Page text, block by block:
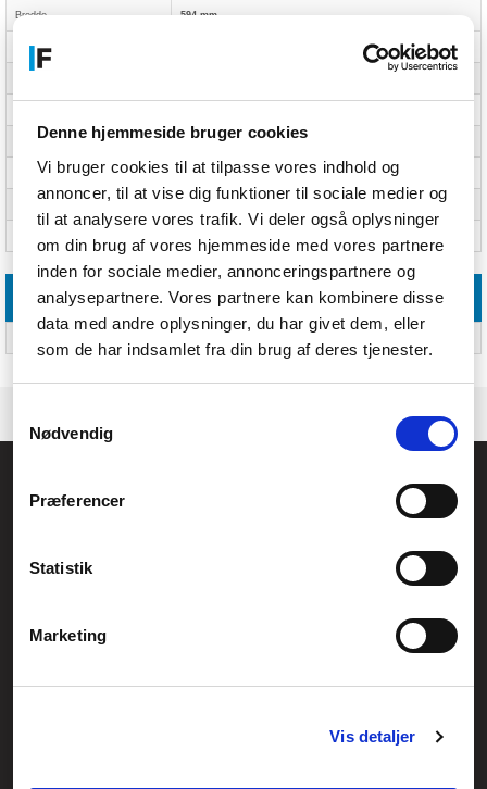
Denne hjemmeside bruger cookies
Vi bruger cookies til at tilpasse vores indhold og
annoncer, til at vise dig funktioner til sociale medier og
til at analysere vores trafik. Vi deler også oplysninger
om din brug af vores hjemmeside med vores partnere
inden for sociale medier, annonceringspartnere og
analysepartnere. Vores partnere kan kombinere disse
data med andre oplysninger, du har givet dem, eller
som de har indsamlet fra din brug af deres tjenester.
Nødvendig
Præferencer
Statistik
Marketing
Vis detaljer
Bredde 594 mm
Dybde
Installationsrum bredde 56 cm
Installationsrum dybde 30 cm
Installationsrum højde 38,2 cm
Emballeringsdata
CVR.: 26208637
Generelle henvendelser:
Service- og reklamationsafdelingen:
Opret reklamation